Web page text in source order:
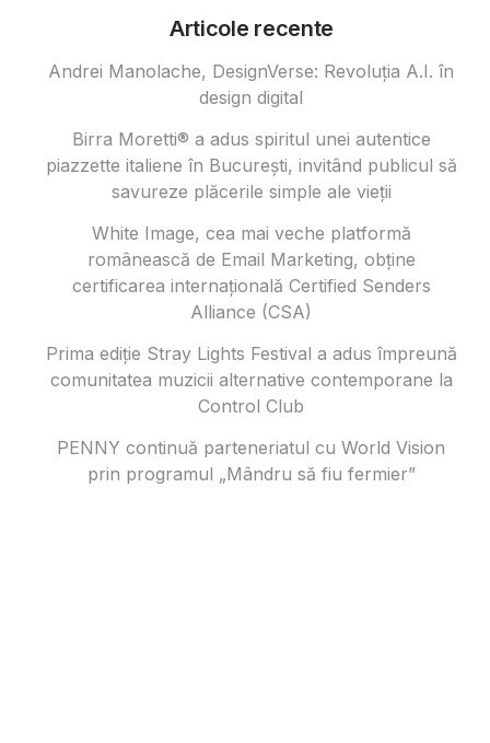
Articole recente
Andrei Manolache, DesignVerse: Revoluția A.I. în
design digital
Birra Moretti® a adus spiritul unei autentice
piazzette italiene în București, invitând publicul să
savureze plăcerile simple ale vieții
White Image, cea mai veche platformă
românească de Email Marketing, obține
certificarea internațională Certified Senders
Alliance (CSA)
Prima ediție Stray Lights Festival a adus împreună
comunitatea muzicii alternative contemporane la
Control Club
PENNY continuă parteneriatul cu World Vision
prin programul „Mândru să fiu fermier”